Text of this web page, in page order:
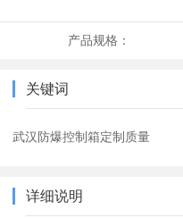
产品规格：
关键词
武汉防爆控制箱定制质量
详细说明